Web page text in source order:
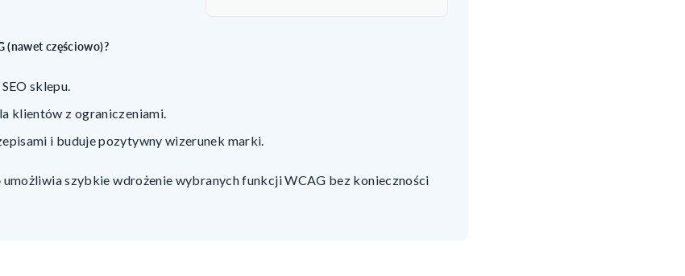
(nawet częściowo)?
sklepu.
klientów z ograniczeniami.
i buduje pozytywny wizerunek marki.
umożliwia szybkie wdrożenie wybranych funkcji WCAG bez konieczności